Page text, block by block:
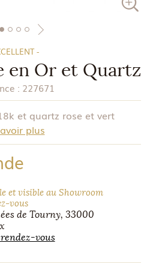
-
en Or et Quartz
: 227671
et quartz rose et vert
plus
et visible au Showroom
vous
de Tourny, 33000
vous